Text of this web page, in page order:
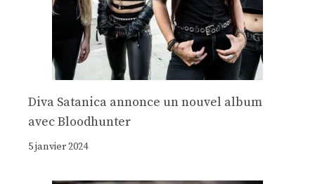
Diva Satanica annonce un nouvel album
avec Bloodhunter
5 janvier 2024